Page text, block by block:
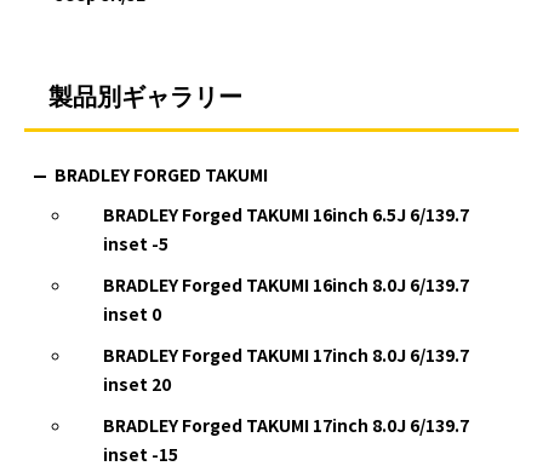
製品別ギャラリー
BRADLEY FORGED TAKUMI
BRADLEY Forged TAKUMI 16inch 6.5J 6/139.7
inset -5
BRADLEY Forged TAKUMI 16inch 8.0J 6/139.7
inset 0
BRADLEY Forged TAKUMI 17inch 8.0J 6/139.7
inset 20
BRADLEY Forged TAKUMI 17inch 8.0J 6/139.7
inset -15